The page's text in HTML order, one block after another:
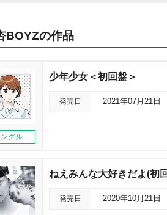
BOYZの作品
グル
少年少女＜初回盤＞
発売日 2021年07月21日
ねえみんな大好きだよ(初
発売日 2020年10月21日